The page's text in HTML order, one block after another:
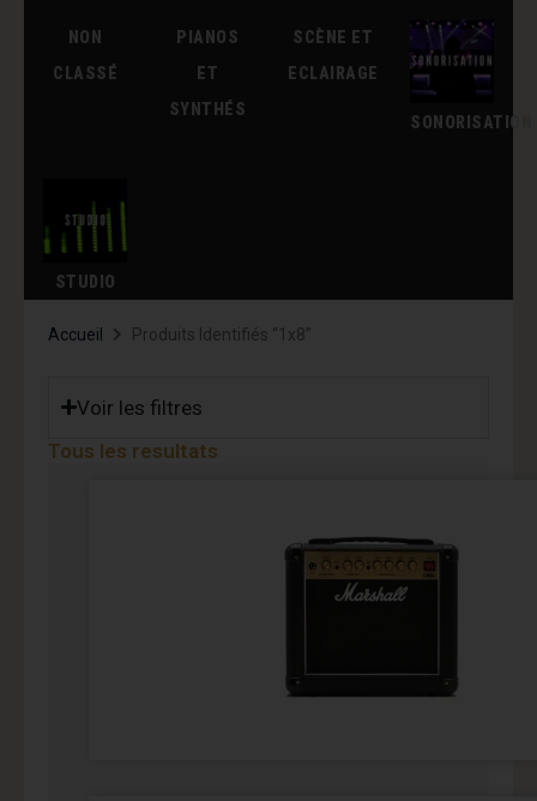
NON
CLASSÉ
PIANOS
ET
SYNTHÉS
SCÈNE ET
ECLAIRAGE
SONORISATION
STUDIO
Accueil Produits Identifiés “1x8”
Voir les filtres
Tous les resultats